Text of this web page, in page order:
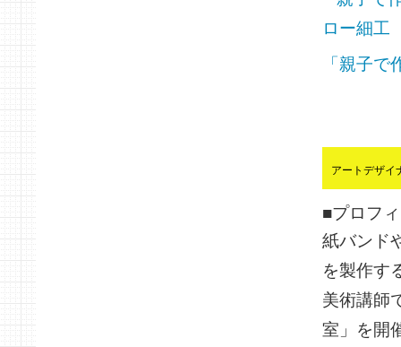
「親子
アートデザイ
■プロフ
紙バンド
を製作す
美術講師
室」を開